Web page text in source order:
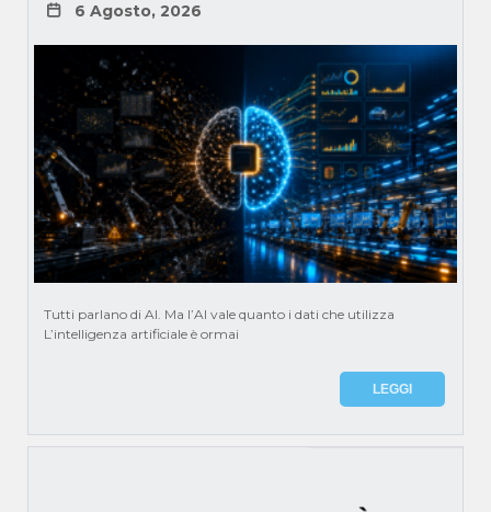
6 Agosto, 2026
Tutti parlano di AI. Ma l’AI vale quanto i dati che utilizza
L’intelligenza artificiale è ormai
LEGGI